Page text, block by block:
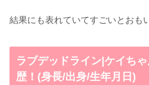
結果にも表れていてすごいとおも
ラブデッドライン|ケイち
歴！(身長/出身/生年月日)